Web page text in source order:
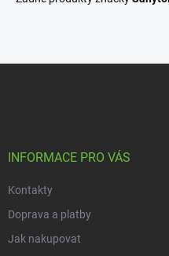
INFORMACE PRO VÁS
Kontakty
Doprava a platby
Jak nakupovat